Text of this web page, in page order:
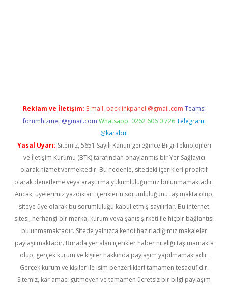
Reklam ve İletişim: E-mail: backlinkpaneli@gmail.com Teams:
forumhizmeti@gmail.com Whatsapp: 0262 606 0 726 Telegram:
@karabul
Yasal Uyarı: Sitemiz, 5651 Sayılı Kanun gereğince Bilgi Teknolojileri
ve İletişim Kurumu (BTK) tarafından onaylanmış bir Yer Sağlayıcı
olarak hizmet vermektedir. Bu nedenle, sitedeki içerikleri proaktif
olarak denetleme veya araştırma yükümlülüğümüz bulunmamaktadır.
Ancak, üyelerimiz yazdıkları içeriklerin sorumluluğunu taşımakta olup,
siteye üye olarak bu sorumluluğu kabul etmiş sayılırlar. Bu internet
sitesi, herhangi bir marka, kurum veya şahıs şirketi ile hiçbir bağlantısı
bulunmamaktadır. Sitede yalnızca kendi hazırladığımız makaleler
paylaşılmaktadır. Burada yer alan içerikler haber niteliği taşımamakta
olup, gerçek kurum ve kişiler hakkında paylaşım yapılmamaktadır.
Gerçek kurum ve kişiler ile isim benzerlikleri tamamen tesadüfidir.
Sitemiz, kar amacı gütmeyen ve tamamen ücretsiz bir bilgi paylaşım